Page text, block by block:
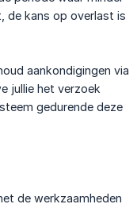
de kans op overlast is
aankondigingen via
jullie het verzoek
gedurende deze
de werkzaamheden